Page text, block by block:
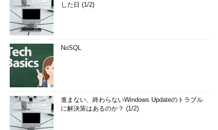
した日 (1/2)
NoSQL
進まない、終わらないWindows Updateのトラブル
に解決策はあるのか？ (1/2)